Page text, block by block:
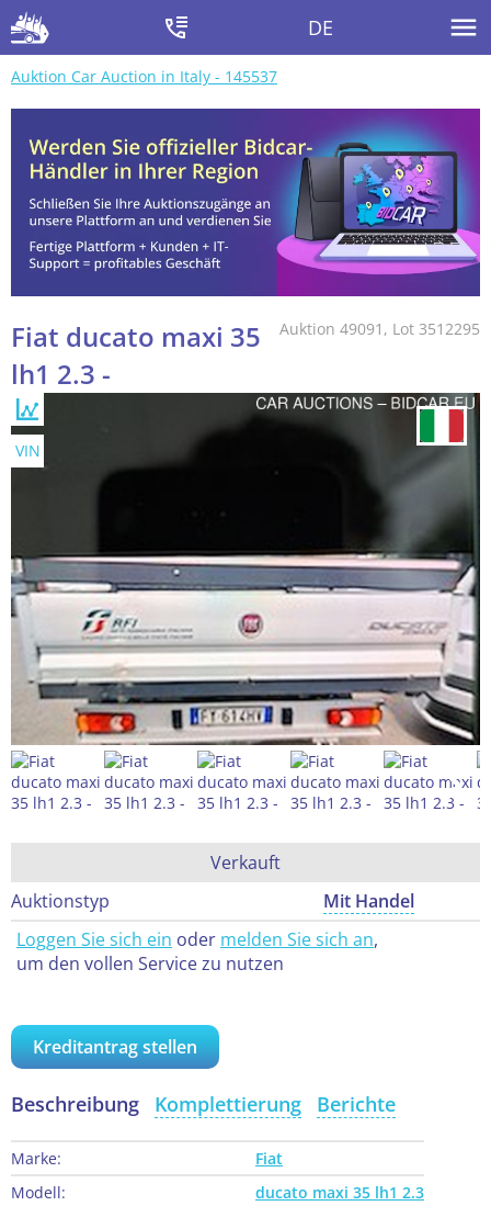
DE
Auktion Car Auction in Italy - 145537
Auktion 49091, Lot 3512295
Fiat ducato maxi 35
lh1 2.3 -
VIN
Verkauft
Auktionstyp
Mit Handel
Loggen Sie sich ein oder melden Sie sich an,
um den vollen Service zu nutzen
Kreditantrag stellen
Beschreibung Komplettierung Berichte
Marke:
Fiat
Modell:
ducato maxi 35 lh1 2.3